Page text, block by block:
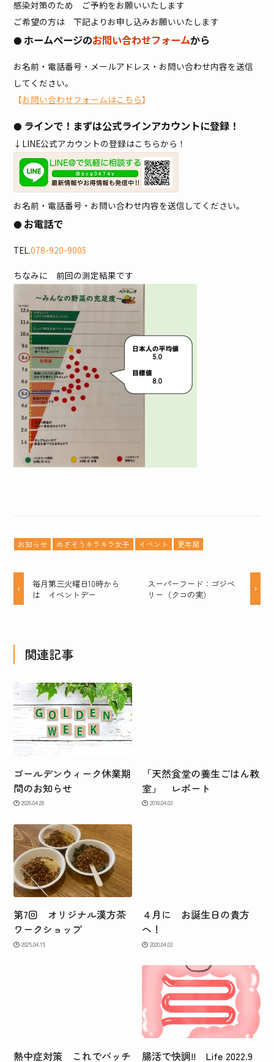
感染対策のため ご予約をお願いいたします
ご希望の方は 下記よりお申し込みお願いいたします
● ホームページのお問い合わせフォームから
お名前・電話番号・メールアドレス・お問い合わせ内容を送信
してください。
【お問い合わせフォームはこちら】
● ラインで！まずは公式ラインアカウントに登録！
↓LINE公式アカウントの登録はこちらから！
お名前・電話番号・お問い合わせ内容を送信してください。
● お電話で
TEL.078-920-9005
ちなみに 前回の測定結果です
お知らせ めざそうキラキラ女子 イベント 更年期
毎月第三火曜日10時から
は イベントデー
スーパーフード：ゴジベ
リー（クコの実）
関連記事
ゴールデンウィーク休業期
間のお知らせ
2026.04.28
「天然食堂の養生ごはん教
室」 レポート
2018.04.03
第7回 オリジナル漢方茶
ワークショップ
2025.04.15
４月に お誕生日の貴方
へ！
2020.04.03
熱中症対策 これでバッチ 腸活で快調!! Life 2022.9